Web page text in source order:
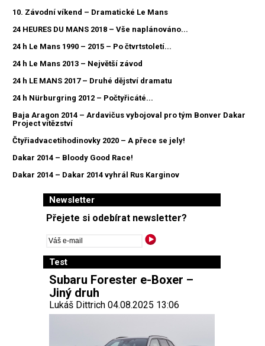
10. Závodní víkend – Dramatické Le Mans
24 HEURES DU MANS 2018 – Vše naplánováno...
24 h Le Mans 1990 – 2015 – Po čtvrtstoletí...
24 h Le Mans 2013 – Největší závod
24 h LE MANS 2017 – Druhé dějství dramatu
24 h Nürburgring 2012 – Počtyřicáté...
Baja Aragon 2014 – Ardavičus vybojoval pro tým Bonver Dakar
Project vítězství
Čtyřiadvacetihodinovky 2020 – A přece se jely!
Dakar 2014 – Bloody Good Race!
Dakar 2014 – Dakar 2014 vyhrál Rus Karginov
Newsletter
Přejete si odebírat newsletter?
Test
Subaru Forester e-Boxer –
Jiný druh
Lukáš Dittrich 04.08.2025 13:06